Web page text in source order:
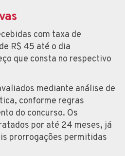
com taxa de
R$ 45 até o dia
que consta no respectivo
mediante análise de
conforme regras
do concurso. Os
por até 24 meses, já
prorrogações permitidas